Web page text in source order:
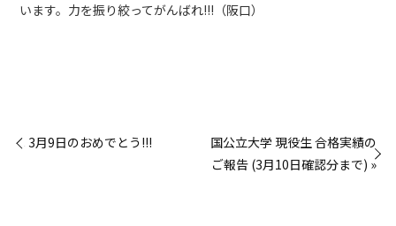
います。力を振り絞ってがんばれ!!!（阪口）
« 3月9日のおめでとう!!!
国公立大学 現役生 合格実績の
ご報告 (3月10日確認分まで) »